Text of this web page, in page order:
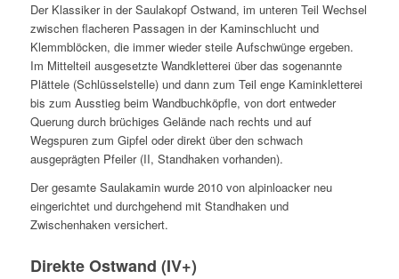
Der Klassiker in der Saulakopf Ostwand, im unteren Teil Wechsel
zwischen flacheren Passagen in der Kaminschlucht und
Klemmblöcken, die immer wieder steile Aufschwünge ergeben.
Im Mittelteil ausgesetzte Wandkletterei über das sogenannte
Plättele (Schlüsselstelle) und dann zum Teil enge Kaminkletterei
bis zum Ausstieg beim Wandbuchköpfle, von dort entweder
Querung durch brüchiges Gelände nach rechts und auf
Wegspuren zum Gipfel oder direkt über den schwach
ausgeprägten Pfeiler (II, Standhaken vorhanden).
Der gesamte Saulakamin wurde 2010 von alpinloacker neu
eingerichtet und durchgehend mit Standhaken und
Zwischenhaken versichert.
Direkte Ostwand (IV+)